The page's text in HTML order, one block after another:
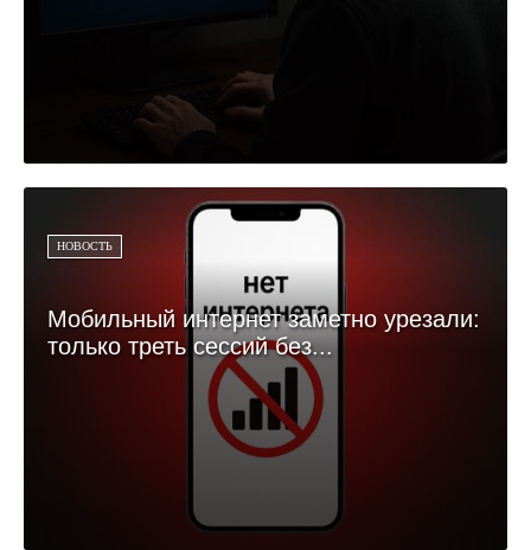
НОВОСТЬ
Мобильный интернет заметно урезали:
только треть сессий без...